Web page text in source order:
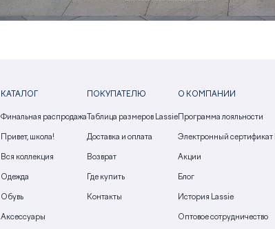
КАТАЛОГ
Финальная распродажа
Привет, школа!
Вся коллекция
Одежда
Обувь
Аксессуары
ПОКУПАТЕЛЮ
Таблица размеров Lassie
Доставка и оплата
Возврат
Где купить
Контакты
О КОМПАНИИ
Программа лояльности
Электронный сертификат
Акции
Блог
История Lassie
Оптовое сотрудничество